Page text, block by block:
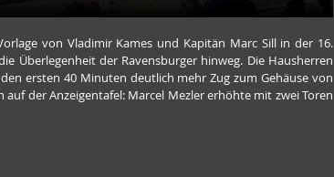
von Vladimir Kames und Kapitän Marc Sill in der 16.
Überlegenheit der Ravensburger hinweg. Die Hausherren
ersten 40 Minuten deutlich mehr Zug zum Gehäuse von
der Anzeigentafel: Marcel Mezler erhöhte mit zwei Toren